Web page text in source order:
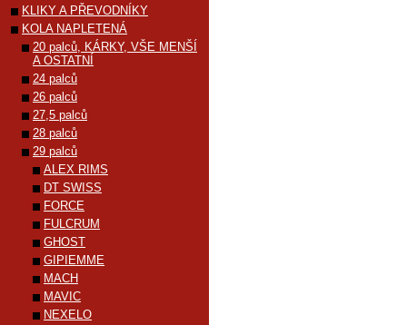
KLIKY A PŘEVODNÍKY
KOLA NAPLETENÁ
20 palců, KÁRKY, VŠE MENŠÍ
A OSTATNÍ
24 palců
26 palců
27,5 palců
28 palců
29 palců
ALEX RIMS
DT SWISS
FORCE
FULCRUM
GHOST
GIPIEMME
MACH
MAVIC
NEXELO